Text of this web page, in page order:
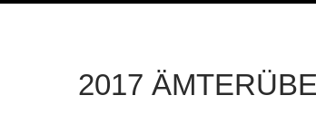
2017